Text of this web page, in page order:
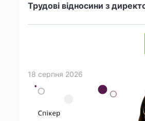
Трудові відносини з
18 серпня 2026